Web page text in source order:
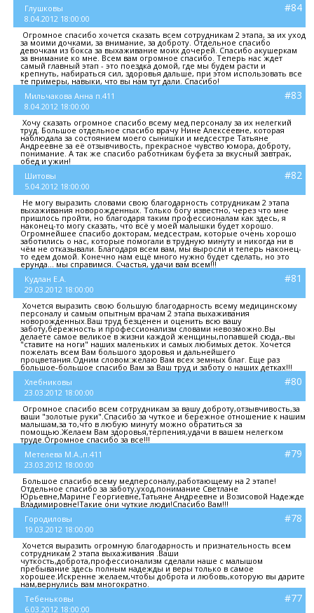
Глушковы
8.04.2012 18:00:00
#84
Огромное спасибо хочется сказать всем сотрудникам 2 этапа, за их уход
за моими дочками, за внимание, за доброту. Отдельное спасибо
девочкам из бокса за выхаживание моих дочерей. Спасибо акушеркам
за внимание ко мне. Всем вам огромное спасибо. Теперь нас ждет
самый главный этап - это поездка домой, где мы будем расти и
крепнуть, набираться сил, здоровья дальше, при этом использовать все
те примеры, навыки, что вы нам тут дали. Спасибо!
Мильчакова Анна п.411
8.04.2012 18:00:00
#83
Хочу сказать огромное спасибо всему мед.персоналу за их нелегкий
труд. Большое отдельное спасибо врачу Нине Алексеевне, которая
наблюдала за состоянием моего сынишки и медсестре Татьяне
Андреевне за её отзывчивость, прекрасное чувство юмора, доброту,
понимание. А так же спасибо работникам буфета за вкусный завтрак,
обед и ужин!
Шитовы
5.04.2012 18:00:00
#82
Не могу выразить словами свою благодарность сотрудникам 2 этапа
выхаживания новорожденных. Только богу известно, через что мне
пришлось пройти, но благодаря таким профессионалам как здесь, я
наконец-то могу сказать, что всё у моей малышки будет хорошо.
Огромнейшее спасибо докторам, медсестрам, которые очень хорошо
заботились о нас, которые помогали в трудную минуту и никогда ни в
чём не отказывали. Благодаря всем вам, мы выросли и теперь наконец-
то едем домой. Конечно нам ещё много нужно будет сделать, но это
ерунда... мы справимся. Счастья, удачи вам всем!!!
Кудлан Е.А.
29.03.2012 18:00:00
#81
Хочется выразить свою большую благодарность всему медицинскому
персоналу и самым опытным врачам 2 этапа выхаживания
новорожденных.Ваш труд безценен и оценить всю вашу
заботу,бережность и профессионализм словами невозможно.Вы
делаете самое великое в жизни каждой женщины,попавшей сюда,-вы
"ставите на ноги" наших маленьких и самых любимых деток. Хочется
пожелать всем Вам большого здоровья и дальнейшего
процветания.Одним словом:желаю Вам всех земных благ. Еще раз
большое-большое спасибо Вам за Ваш труд и заботу о наших детках!!!
Хлебниковы
23.03.2012 18:00:00
#80
Огромное спасибо всем сотрудникам за вашу доброту,отзывчивость,за
ваши "золотые руки".Спасибо за чуткое и бережное отношение к нашим
малышам,за то,что в любую минуту можно обратиться за
помощью.Желаем Вам здоровья,терпения,удачи в вашем нелегком
труде.Огромное спасибо за все!!!
Метелева М.А.,п.411
23.03.2012 18:00:00
#79
Большое спасибо всему медперсоналу,работающему на 2 этапе!
Отдельное спасибо за заботу,уход,понимание Светлане
Юрьевне,Марине Георгиевне,Татьяне Андреевне и Возисовой Надежде
Владимировне!Такие они чуткие люди!Спасибо Вам!!!
Городиловы
19.03.2012 18:00:00
#78
Хочется выразить огромную благодарность и признательность всем
сотрудникам 2 этапа выхаживания .Ваши
чуткость,доброта,профессионализм сделали наше с малышом
пребывание здесь полным надежды и веры только в самое
хорошее.Искренне желаем,чтобы доброта и любовь,которую вы дарите
нам,вернулись вам многократно.
Тебеньковы
6.03.2012 18:00:00
#77